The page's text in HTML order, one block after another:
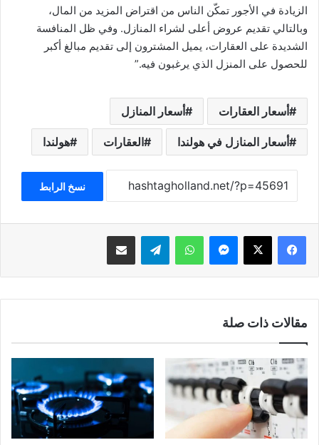
الزيادة في الأجور تمكّن الناس من اقتراض المزيد من المال،
وبالتالي تقديم عروض أعلى لشراء المنازل. وفي ظل المنافسة
الشديدة على العقارات، يميل المشترون إلى تقديم مبالغ أكبر
للحصول على المنزل الذي يرغبون فيه.”
أسعار العقارات أسعار المنازل
أسعار المنازل في هولندا العقارات هولندا
نسخ الرابط
فيسبوك ‫X ماسنجر واتساب تيلقرام مشاركة عبر البريد
مقالات ذات صلة